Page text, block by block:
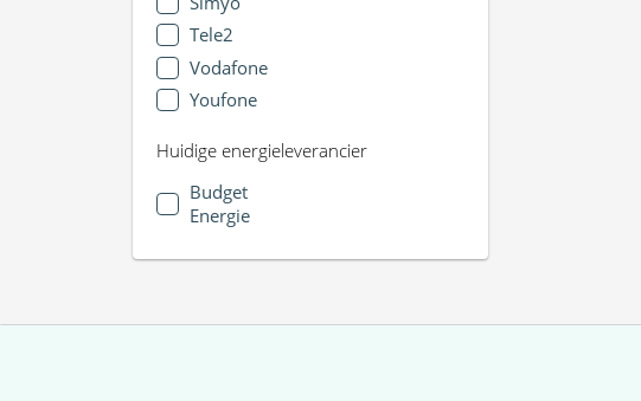
Tele2
Vodafone
Youfone
Huidige energieleverancier
Budget
Energie